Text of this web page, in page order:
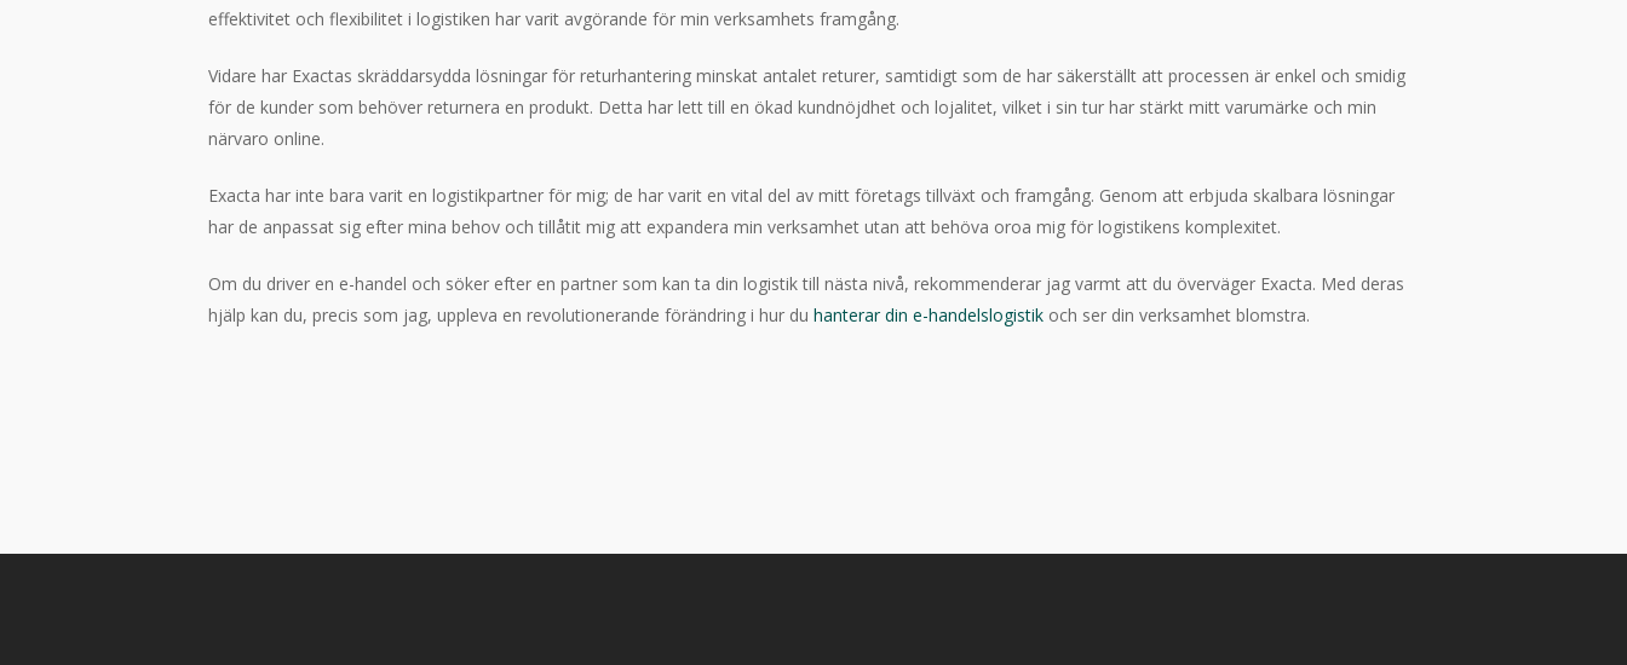
effektivitet och flexibilitet i logistiken har varit avgörande för min verksamhets framgång.
Vidare har Exactas skräddarsydda lösningar för returhantering minskat antalet returer, samtidigt som de har säkerställt att processen är enkel och smidig
för de kunder som behöver returnera en produkt. Detta har lett till en ökad kundnöjdhet och lojalitet, vilket i sin tur har stärkt mitt varumärke och min
närvaro online.
Exacta har inte bara varit en logistikpartner för mig; de har varit en vital del av mitt företags tillväxt och framgång. Genom att erbjuda skalbara lösningar
har de anpassat sig efter mina behov och tillåtit mig att expandera min verksamhet utan att behöva oroa mig för logistikens komplexitet.
Om du driver en e-handel och söker efter en partner som kan ta din logistik till nästa nivå, rekommenderar jag varmt att du överväger Exacta. Med deras
hjälp kan du, precis som jag, uppleva en revolutionerande förändring i hur du hanterar din e-handelslogistik och ser din verksamhet blomstra.